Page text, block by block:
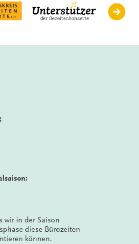
wir in der Saison
diese Bürozeiten
können.